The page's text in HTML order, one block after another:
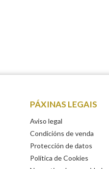
PÁXINAS LEGAIS
Aviso legal
Condicións de venda
Protección de datos
Política de Cookies